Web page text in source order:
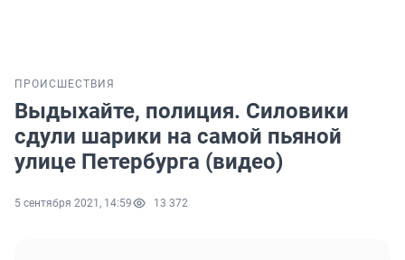
ПРОИСШЕСТВИЯ
Выдыхайте, полиция. Силовики
сдули шарики на самой пьяной
улице Петербурга (видео)
5 сентября 2021, 14:59 13 372